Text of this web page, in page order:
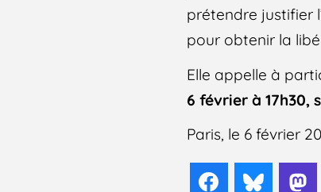
prétendre justifier
pour obtenir la
Elle appelle à
6 février à 17h30,
Paris, le 6 février
FacebookBluesky